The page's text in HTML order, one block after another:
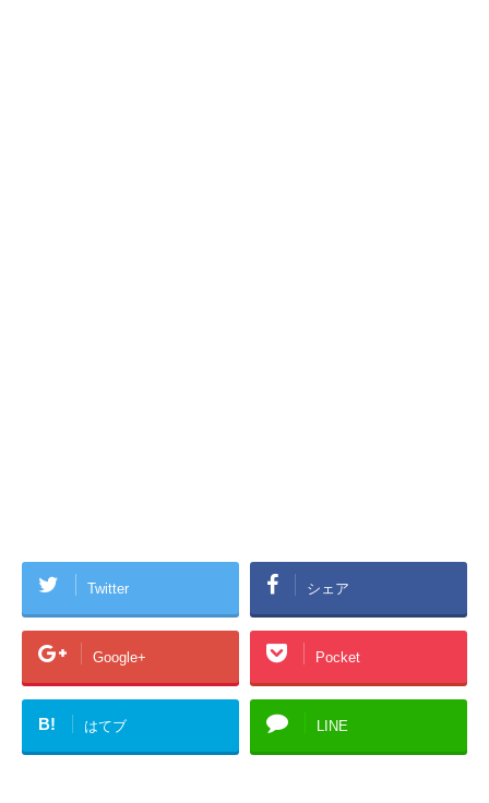
Twitter シェア
Google+ Pocket
B! はてブ LINE